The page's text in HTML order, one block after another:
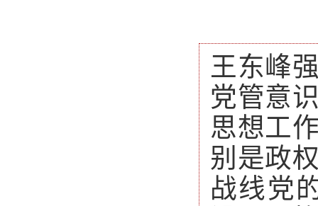
王东峰
党管意
思想工
别是政
战线党